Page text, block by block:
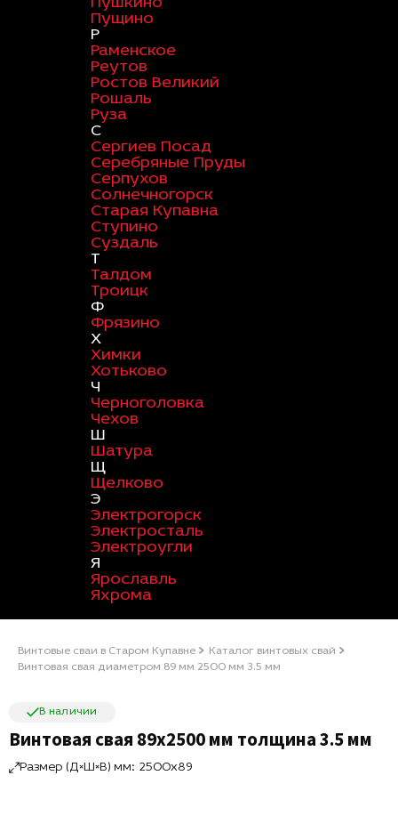
Пущино
Р
Раменское
Реутов
Ростов Великий
Рошаль
Руза
С
Сергиев Посад
Серебряные Пруды
Серпухов
Солнечногорск
Старая Купавна
Ступино
Суздаль
Т
Талдом
Троицк
Ф
Фрязино
Х
Химки
Хотьково
Ч
Черноголовка
Чехов
Ш
Шатура
Щ
Щелково
Э
Электрогорск
Электросталь
Электроугли
Я
Ярославль
Яхрома
Винтовые сваи в Старом Купавне
Каталог винтовых свай
Винтовая свая диаметром 89 мм 2500 мм 3.5 мм
В наличии
Винтовая свая 89х2500 мм толщина 3.5 мм
Размер (Д×Ш×В) мм: 2500x89